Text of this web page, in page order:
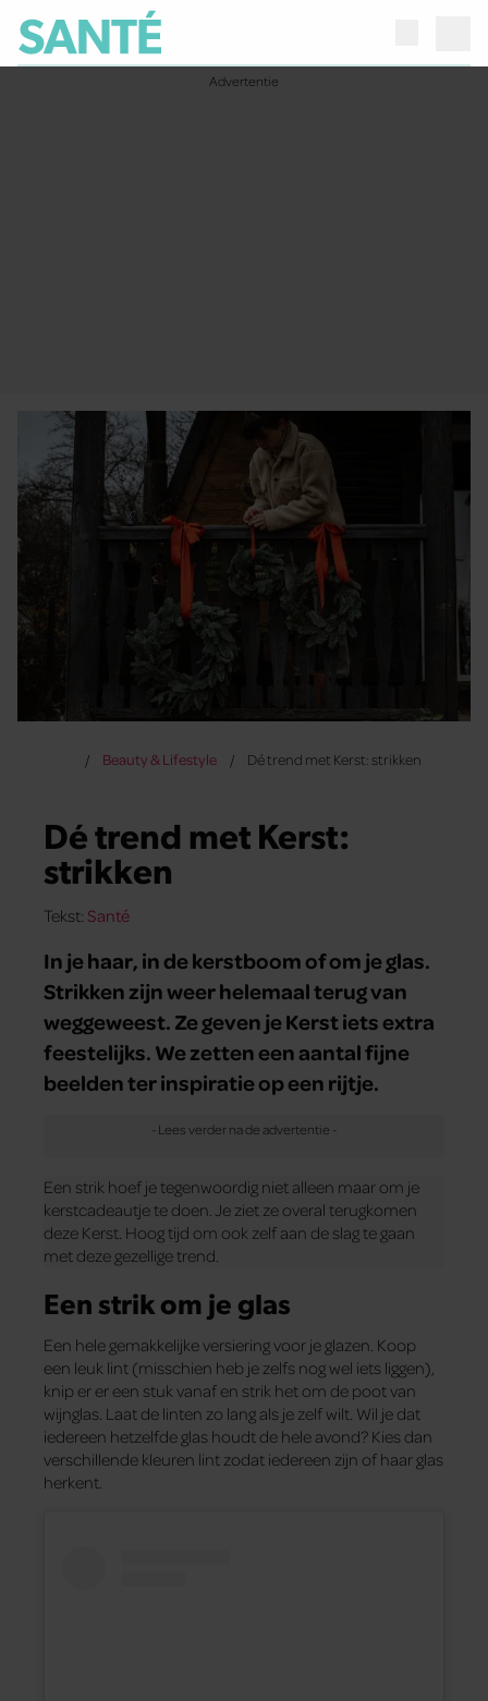
Beauty & Lifestyle Dé trend met Kerst: strikken
Dé trend met Kerst:
strikken
Tekst: Santé
In je haar, in de kerstboom of om je glas.
Strikken zijn weer helemaal terug van
weggeweest. Ze geven je Kerst iets extra
feestelijks. We zetten een aantal fijne
beelden ter inspiratie op een rijtje.
Een strik hoef je tegenwoordig niet alleen maar om je
kerstcadeautje te doen. Je ziet ze overal terugkomen
deze Kerst. Hoog tijd om ook zelf aan de slag te gaan
met deze gezellige trend.
Een strik om je glas
Een hele gemakkelijke versiering voor je glazen. Koop
een leuk lint (misschien heb je zelfs nog wel iets liggen),
knip er er een stuk vanaf en strik het om de poot van
wijnglas. Laat de linten zo lang als je zelf wilt. Wil je dat
iedereen hetzelfde glas houdt de hele avond? Kies dan
verschillende kleuren lint zodat iedereen zijn of haar glas
herkent.